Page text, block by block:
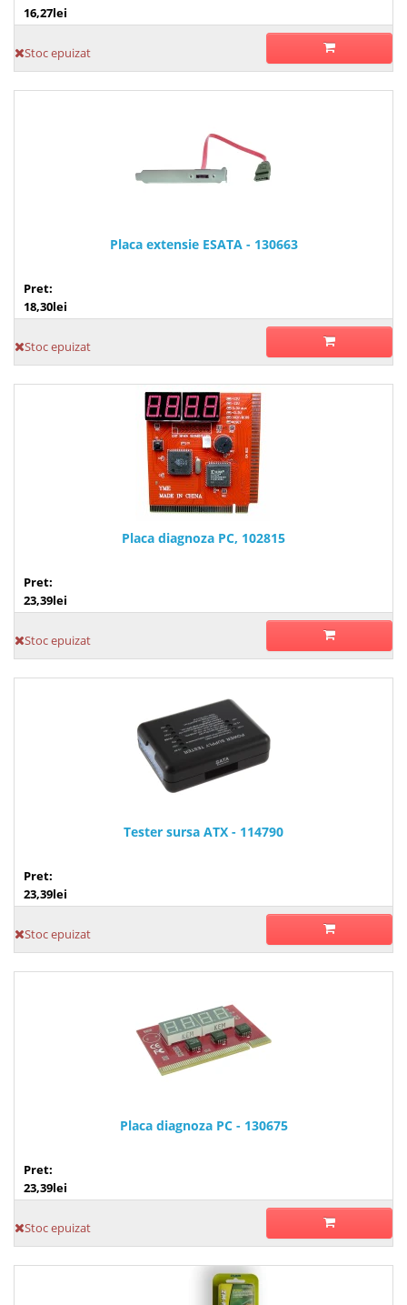
16,27lei
Stoc epuizat
Placa extensie ESATA - 130663
Pret:
18,30lei
Stoc epuizat
Placa diagnoza PC, 102815
Pret:
23,39lei
Stoc epuizat
Tester sursa ATX - 114790
Pret:
23,39lei
Stoc epuizat
Placa diagnoza PC - 130675
Pret:
23,39lei
Stoc epuizat